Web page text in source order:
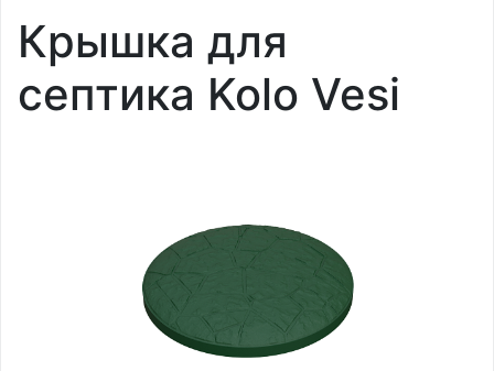
Крышка для
септика Kolo Vesi